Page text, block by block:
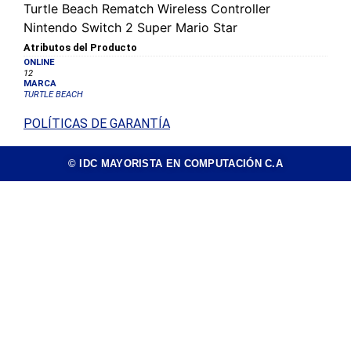
Turtle Beach Rematch Wireless Controller
Nintendo Switch 2 Super Mario Star
Atributos del Producto
ONLINE
12
MARCA
TURTLE BEACH
POLÍTICAS DE GARANTÍA
© IDC MAYORISTA EN COMPUTACIÓN C.A